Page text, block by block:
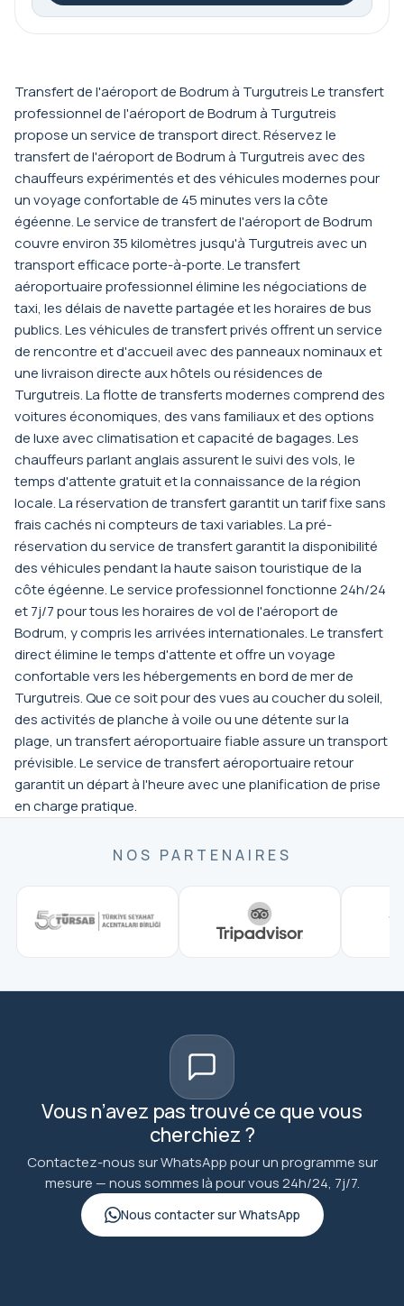
Transfert de l'aéroport de Bodrum à Turgutreis Le transfert
professionnel de l'aéroport de Bodrum à Turgutreis
propose un service de transport direct. Réservez le
transfert de l'aéroport de Bodrum à Turgutreis avec des
chauffeurs expérimentés et des véhicules modernes pour
un voyage confortable de 45 minutes vers la côte
égéenne. Le service de transfert de l'aéroport de Bodrum
couvre environ 35 kilomètres jusqu'à Turgutreis avec un
transport efficace porte-à-porte. Le transfert
aéroportuaire professionnel élimine les négociations de
taxi, les délais de navette partagée et les horaires de bus
publics. Les véhicules de transfert privés offrent un service
de rencontre et d'accueil avec des panneaux nominaux et
une livraison directe aux hôtels ou résidences de
Turgutreis. La flotte de transferts modernes comprend des
voitures économiques, des vans familiaux et des options
de luxe avec climatisation et capacité de bagages. Les
chauffeurs parlant anglais assurent le suivi des vols, le
temps d'attente gratuit et la connaissance de la région
locale. La réservation de transfert garantit un tarif fixe sans
frais cachés ni compteurs de taxi variables. La pré-
réservation du service de transfert garantit la disponibilité
des véhicules pendant la haute saison touristique de la
côte égéenne. Le service professionnel fonctionne 24h/24
et 7j/7 pour tous les horaires de vol de l'aéroport de
Bodrum, y compris les arrivées internationales. Le transfert
direct élimine le temps d'attente et offre un voyage
confortable vers les hébergements en bord de mer de
Turgutreis. Que ce soit pour des vues au coucher du soleil,
des activités de planche à voile ou une détente sur la
plage, un transfert aéroportuaire fiable assure un transport
prévisible. Le service de transfert aéroportuaire retour
garantit un départ à l'heure avec une planification de prise
en charge pratique.
NOS PARTENAIRES
Vous n’avez pas trouvé ce que vous
cherchiez ?
Contactez-nous sur WhatsApp pour un programme sur
mesure — nous sommes là pour vous 24h/24, 7j/7.
Nous contacter sur WhatsApp